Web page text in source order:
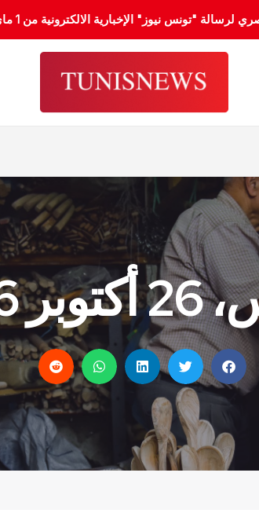
نيوز" الإخبارية الالكترونية من 1 ماي 2000 إلى 31 جانفي 2012.
2006